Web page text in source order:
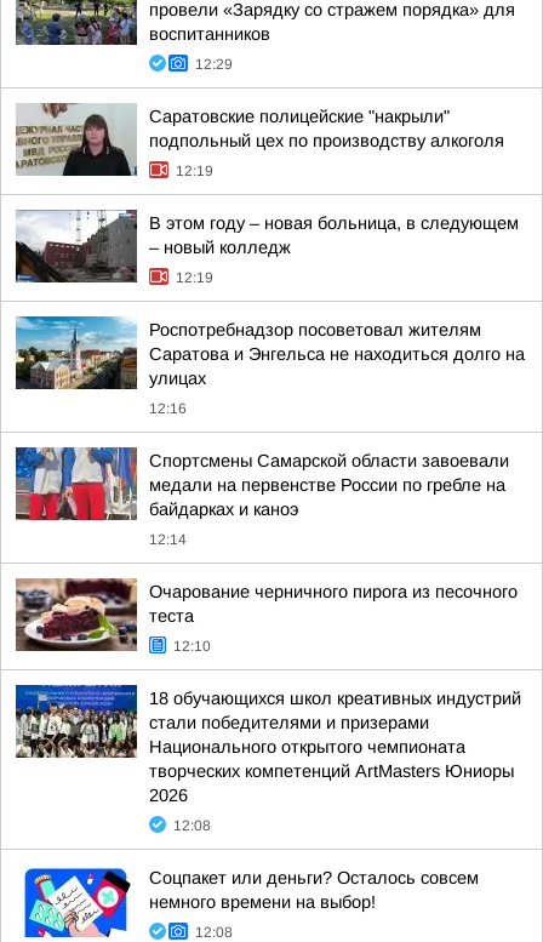
провели «Зарядку со стражем порядка» для
воспитанников
12:29
Саратовские полицейские "накрыли"
подпольный цех по производству алкоголя
12:19
В этом году – новая больница, в следующем
– новый колледж
12:19
Роспотребнадзор посоветовал жителям
Саратова и Энгельса не находиться долго на
улицах
12:16
Спортсмены Самарской области завоевали
медали на первенстве России по гребле на
байдарках и каноэ
12:14
Очарование черничного пирога из песочного
теста
12:10
18 обучающихся школ креативных индустрий
стали победителями и призерами
Национального открытого чемпионата
творческих компетенций ArtMasters Юниоры
2026
12:08
Соцпакет или деньги? Осталось совсем
немного времени на выбор!
12:08